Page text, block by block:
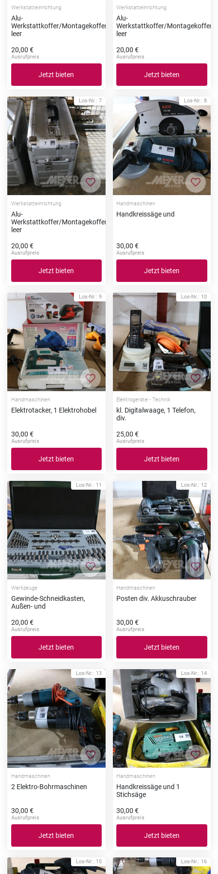
Werkstatteinrichtung
Alu-
Werkstattkoffer/Montagekoffer,
leer
20,00 €
Ausrufpreis
Jetzt bieten
Werkstatteinrichtung
Alu-
Werkstattkoffer/Montagekoffer,
leer
20,00 €
Ausrufpreis
Jetzt bieten
Los-Nr.: 7
Zur Merkliste hinzufügen
Werkstatteinrichtung
Alu-
Werkstattkoffer/Montagekoffer,
leer
20,00 €
Ausrufpreis
Jetzt bieten
Los-Nr.: 8
Zur
Handmaschinen
Handkreissäge und
30,00 €
Ausrufpreis
Jetzt bieten
Los-Nr.: 9
Zur Merkliste hinzufügen
Handmaschinen
Elektrotacker, 1 Elektrohobel
30,00 €
Ausrufpreis
Jetzt bieten
Los-Nr.: 10
Zur
Elektrogeräte - Technik
kl. Digitalwaage, 1 Telefon,
div.
25,00 €
Ausrufpreis
Jetzt bieten
Los-Nr.: 11
Zur Merkliste hinzufügen
Werkzeuge
Gewinde-Schneidkasten,
Außen- und
20,00 €
Ausrufpreis
Jetzt bieten
Los-Nr.: 12
Zur
Handmaschinen
Posten div. Akkuschrauber
30,00 €
Ausrufpreis
Jetzt bieten
Los-Nr.: 13
Zur Merkliste hinzufügen
Handmaschinen
2 Elektro-Bohrmaschinen
30,00 €
Ausrufpreis
Jetzt bieten
Los-Nr.: 14
Zur
Handmaschinen
Handkreissäge und 1
Stichsäge
30,00 €
Ausrufpreis
Jetzt bieten
Los-Nr.: 15 Los-Nr.: 16